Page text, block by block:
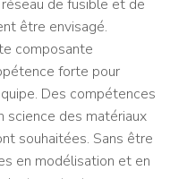
de fusible et de
être envisagé.
composante
forte pour
Des compétences
science des matériaux
souhaitées. Sans être
en modélisation et en